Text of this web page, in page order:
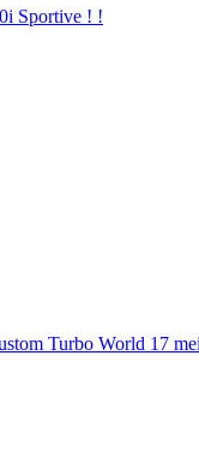
Sportive ! !
Turbo World 17